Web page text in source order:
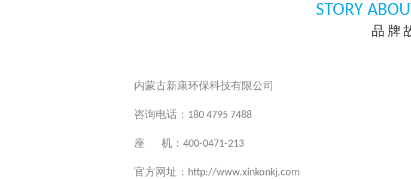
STORY
品牌
内蒙古新康环保科技有限公司
咨询电话：180 4795 7488
座 机：400-0471-213
官方网址：http://www.xinkonkj.com